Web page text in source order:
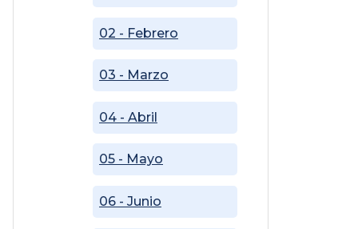
02 - Febrero
03 - Marzo
04 - Abril
05 - Mayo
06 - Junio